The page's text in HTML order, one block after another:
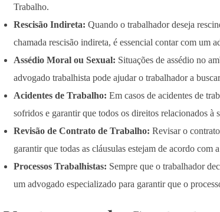
Trabalho.
Rescisão Indireta: Quando o trabalhador deseja
chamada rescisão indireta, é essencial contar com um
Assédio Moral ou Sexual: Situações de assédio no
advogado trabalhista pode ajudar o trabalhador a
Acidentes de Trabalho: Em casos de acidentes de
sofridos e garantir que todos os direitos relacionados à
Revisão de Contrato de Trabalho: Revisar o
garantir que todas as cláusulas estejam de acordo com
Processos Trabalhistas: Sempre que o trabalhador
um advogado especializado para garantir que o